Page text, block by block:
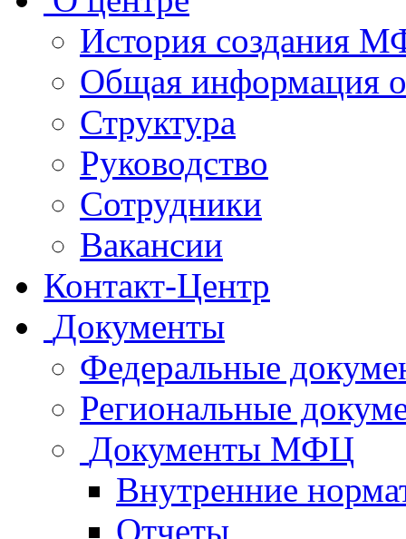
История создания
Общая
Структура
Руководство
Сотрудники
Вакансии
Контакт-Центр
Документы
Федеральные
Региональные
Документы МФЦ
Внутренние
Отчеты